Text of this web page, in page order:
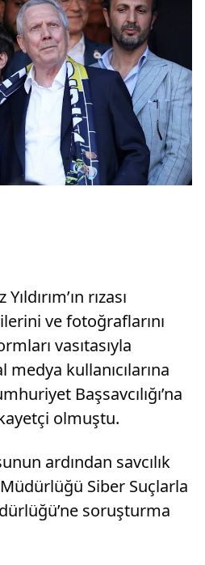
rızası
ve fotoğraflarını
vasıtasıyla
medya kullanıcılarına
Başsavcılığı’na
olmuştu.
ardından savcılık
Siber Suçlarla
soruşturma